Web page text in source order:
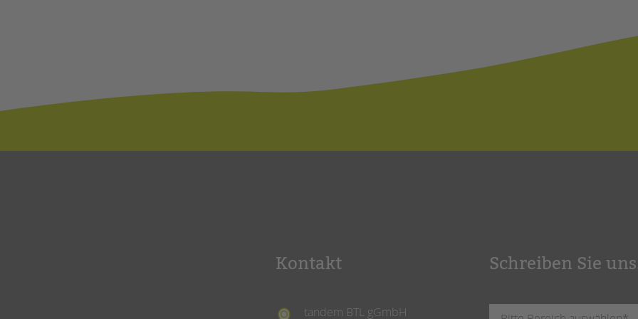
Kontakt
tandem BTL gGmbH
Schreiben Sie